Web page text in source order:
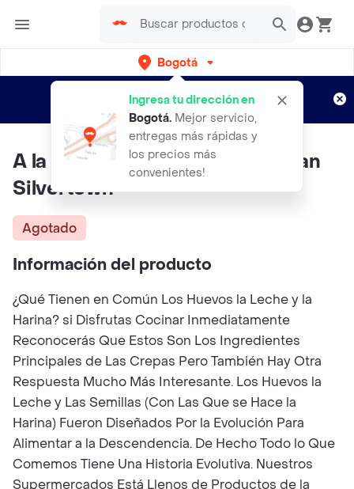
Bogotá
Ingresa tu dirección en
Bogotá. Mejor servicio,
entregas más rápidas y
los precios más
convenientes!
envíos gratis por semanas
Aplican TyC
A la Mesa Con Darwin - Jonathan
Silvertown
Agotado
Información del producto
¿Qué Tienen en Común Los Huevos la Leche y la
Harina? si Disfrutas Cocinar Inmediatamente
Reconocerás Que Estos Son Los Ingredientes
Principales de Las Crepas Pero También Hay Otra
Respuesta Mucho Más Interesante. Los Huevos la
Leche y Las Semillas (Con Las Que se Hace la
Harina) Fueron Diseñados Por la Evolución Para
Alimentar a la Descendencia. De Hecho Todo lo Que
Comemos Tiene Una Historia Evolutiva. Nuestros
Supermercados Está Llenos de Productos de la